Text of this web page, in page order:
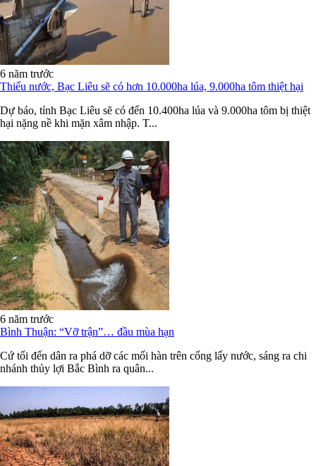
6 năm trước
Thiếu nước, Bạc Liêu sẽ có hơn 10.000ha lúa, 9.000ha tôm thiệt hại
Dự báo, tỉnh Bạc Liêu sẽ có đến 10.400ha lúa và 9.000ha tôm bị thiệt
hại nặng nề khi mặn xâm nhập. T...
6 năm trước
Bình Thuận: “Vỡ trận”… đầu mùa hạn
Cứ tối đến dân ra phá dỡ các mối hàn trên cống lấy nước, sáng ra chi
nhánh thủy lợi Bắc Bình ra quân...